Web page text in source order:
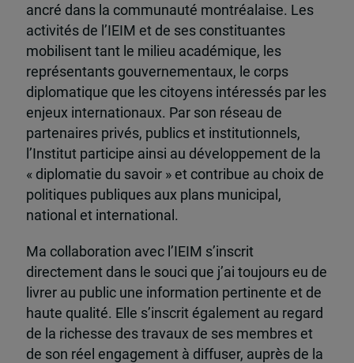
ancré dans la communauté montréalaise. Les
activités de l’IEIM et de ses constituantes
mobilisent tant le milieu académique, les
représentants gouvernementaux, le corps
diplomatique que les citoyens intéressés par les
enjeux internationaux. Par son réseau de
partenaires privés, publics et institutionnels,
l’Institut participe ainsi au développement de la
« diplomatie du savoir » et contribue au choix de
politiques publiques aux plans municipal,
national et international.
Ma collaboration avec l’IEIM s’inscrit
directement dans le souci que j’ai toujours eu de
livrer au public une information pertinente et de
haute qualité. Elle s’inscrit également au regard
de la richesse des travaux de ses membres et
de son réel engagement à diffuser, auprès de la